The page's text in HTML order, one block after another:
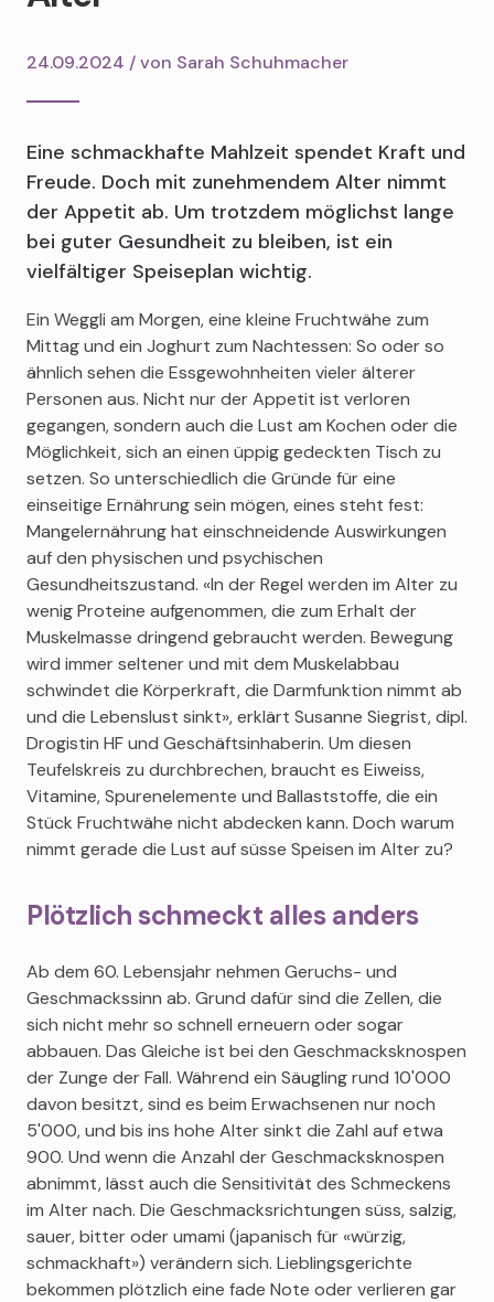
24.09.2024 / von Sarah Schuhmacher
Eine schmackhafte Mahlzeit spendet Kraft und
Freude. Doch mit zunehmendem Alter nimmt
der Appetit ab. Um trotzdem möglichst lange
bei guter Gesundheit zu bleiben, ist ein
vielfältiger Speiseplan wichtig.
Ein Weggli am Morgen, eine kleine Fruchtwähe zum
Mittag und ein Joghurt zum Nachtessen: So oder so
ähnlich sehen die Essgewohnheiten vieler älterer
Personen aus. Nicht nur der Appetit ist verloren
gegangen, sondern auch die Lust am Kochen oder die
Möglichkeit, sich an einen üppig gedeckten Tisch zu
setzen. So unterschiedlich die Gründe für eine
einseitige Ernährung sein mögen, eines steht fest:
Mangelernährung hat einschneidende Auswirkungen
auf den physischen und psychischen
Gesundheitszustand. «In der Regel werden im Alter zu
wenig Proteine aufgenommen, die zum Erhalt der
Muskelmasse dringend gebraucht werden. Bewegung
wird immer seltener und mit dem Muskelabbau
schwindet die Körperkraft, die Darmfunktion nimmt ab
und die Lebenslust sinkt», erklärt Susanne Siegrist, dipl.
Drogistin HF und Geschäftsinhaberin. Um diesen
Teufelskreis zu durchbrechen, braucht es Eiweiss,
Vitamine, Spurenelemente und Ballaststoffe, die ein
Stück Fruchtwähe nicht abdecken kann. Doch warum
nimmt gerade die Lust auf süsse Speisen im Alter zu?
Plötzlich schmeckt alles anders
Ab dem 60. Lebensjahr nehmen Geruchs- und
Geschmackssinn ab. Grund dafür sind die Zellen, die
sich nicht mehr so schnell erneuern oder sogar
abbauen. Das Gleiche ist bei den Geschmacksknospen
der Zunge der Fall. Während ein Säugling rund 10'000
davon besitzt, sind es beim Erwachsenen nur noch
5'000, und bis ins hohe Alter sinkt die Zahl auf etwa
900. Und wenn die Anzahl der Geschmacksknospen
abnimmt, lässt auch die Sensitivität des Schmeckens
im Alter nach. Die Geschmacksrichtungen süss, salzig,
sauer, bitter oder umami (japanisch für «würzig,
schmackhaft») verändern sich. Lieblingsgerichte
bekommen plötzlich eine fade Note oder verlieren gar